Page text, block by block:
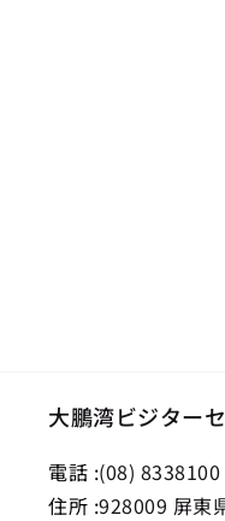
大鵬湾ビジター
電話 :(08) 8338100
住所 :928009 屏東